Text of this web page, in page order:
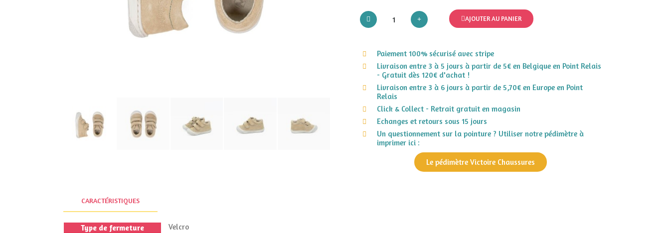
AJOUTER AU PANIER
Paiement 100% sécurisé avec stripe
Livraison entre 3 à 5 jours à partir de 5€ en Belgique en Point Relais
- Gratuit dès 120€ d'achat !
Livraison entre 3 à 6 jours à partir de 5,70€ en Europe en Point
Relais
Click & Collect - Retrait gratuit en magasin
Echanges et retours sous 15 jours
Un questionnement sur la pointure ? Utiliser notre pédimètre à
imprimer ici :
Le pédimètre Victoire Chaussures
CARACTÉRISTIQUES
Type de fermeture
Velcro